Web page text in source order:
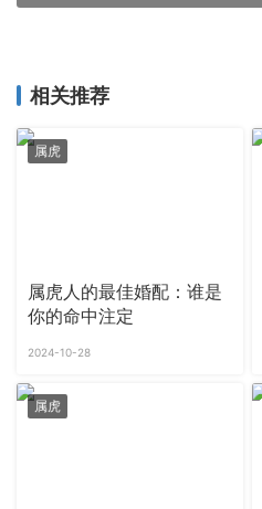
相关推荐
属虎
属虎人的最佳婚配：谁是
你的命中注定
2024-10-28
属虎